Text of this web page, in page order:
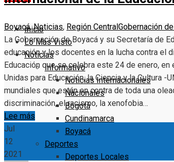
Inicio
Lo Más Visto
Noticias
Informativo
Noticias Internacionales
Nacionales
Bogotá
Cundinamarca
Boyacá
Deportes
Deportes Locales
Boyacá,Noticias, Región CentralGobernación
La Gobernación de Boyacá y su Secretaría de
educación y los docentes en la lucha contra el
Educación que se celebra este 24 de enero,
Unidas para Educación, la Ciencia y la Cultura
mundiales que están en contra de toda una
discriminación, el racismo, la xenofobia…
Lee más
Jul
12
2021